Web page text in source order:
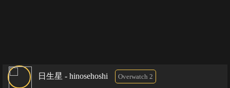
日生星 - hinosehoshi Overwatch 2